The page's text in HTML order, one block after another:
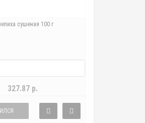
сушеная 100 г
327.87 р.